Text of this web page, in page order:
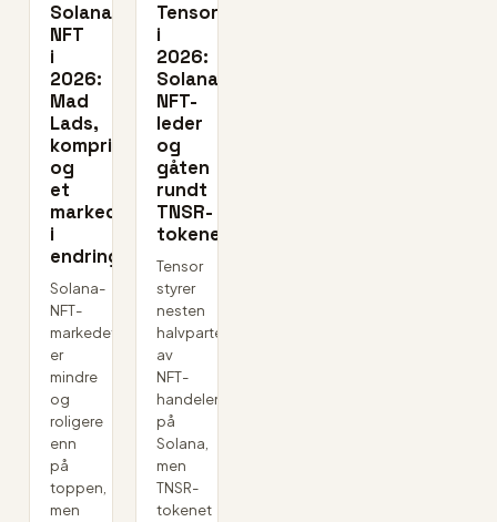
Solana-
NFT
i
2026:
Mad
Lads,
komprimering
og
et
marked
i
endring
Solana-
NFT-
markedet
er
mindre
og
roligere
enn
på
toppen,
men
Tensor
i
2026:
Solanas
NFT-
leder
og
gåten
rundt
TNSR-
tokenet
Tensor
styrer
nesten
halvparten
av
NFT-
handelen
på
Solana,
men
TNSR-
tokenet